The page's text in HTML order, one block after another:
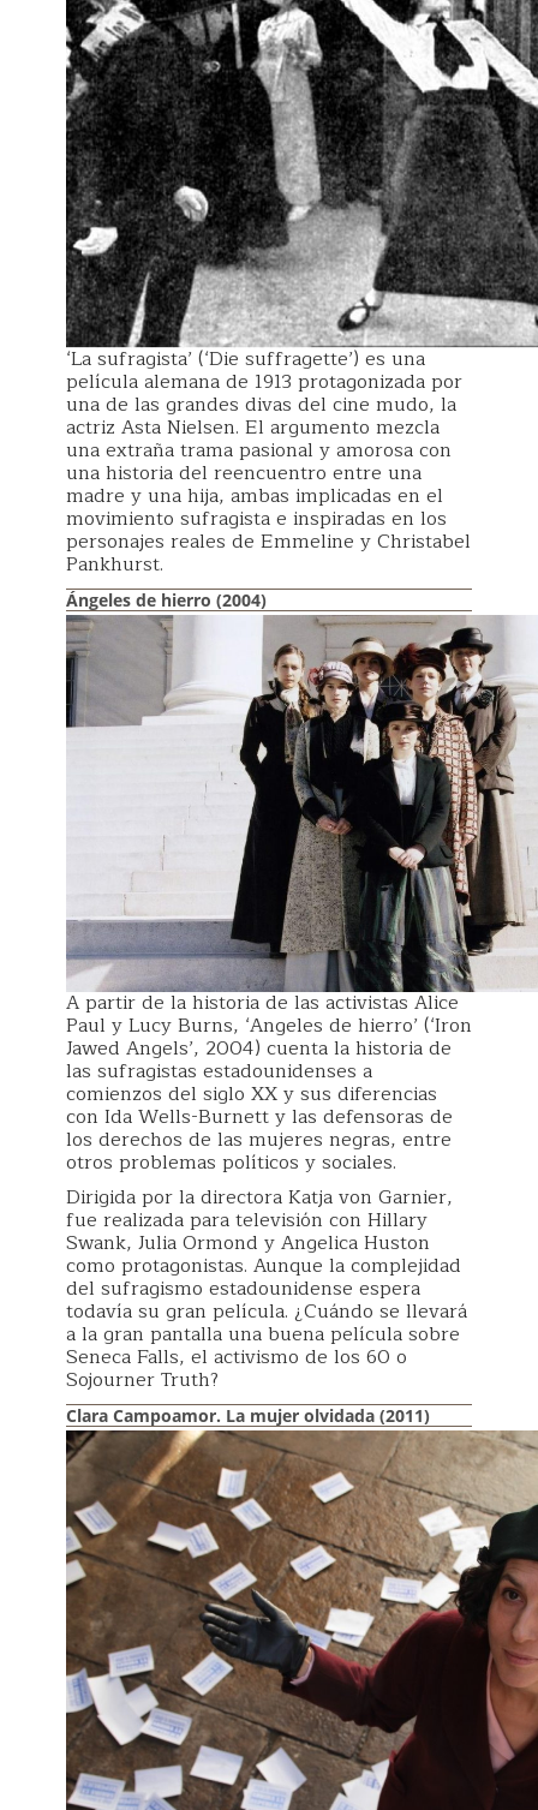
‘La sufragista’ (‘Die suffragette’) es una
película alemana de 1913 protagonizada por
una de las grandes divas del cine mudo, la
actriz Asta Nielsen. El argumento mezcla
una extraña trama pasional y amorosa con
una historia del reencuentro entre una
madre y una hija, ambas implicadas en el
movimiento sufragista e inspiradas en los
personajes reales de Emmeline y Christabel
Pankhurst.
Ángeles de hierro (2004)
A partir de la historia de las activistas Alice
Paul y Lucy Burns, ‘Angeles de hierro’ (‘Iron
Jawed Angels’, 2004) cuenta la historia de
las sufragistas estadounidenses a
comienzos del siglo XX y sus diferencias
con Ida Wells-Burnett y las defensoras de
los derechos de las mujeres negras, entre
otros problemas políticos y sociales.
Dirigida por la directora Katja von Garnier,
fue realizada para televisión con Hillary
Swank, Julia Ormond y Angelica Huston
como protagonistas. Aunque la complejidad
del sufragismo estadounidense espera
todavía su gran película. ¿Cuándo se llevará
a la gran pantalla una buena película sobre
Seneca Falls, el activismo de los 60 o
Sojourner Truth?
Clara Campoamor. La mujer olvidada (2011)